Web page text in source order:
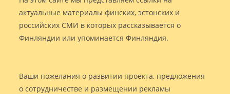
актуальные материалы финских, эстонских и
российских СМИ в которых рассказывается о
Финляндии или упоминается Финляндия.
Ваши пожелания о развитии проекта, предложения
о сотрудничестве и размещении рекламы